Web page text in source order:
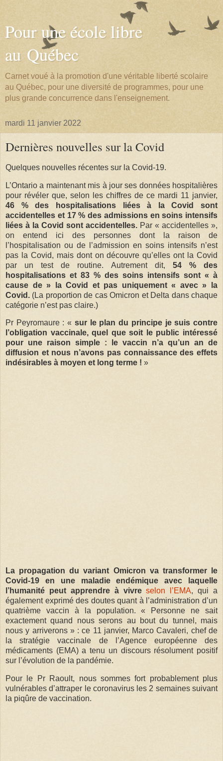
Pour une école libre
au Québec
Carnet voué à la promotion d'une véritable liberté scolaire
au Québec, pour une diversité de programmes, pour une
plus grande concurrence dans l'enseignement.
mardi 11 janvier 2022
Dernières nouvelles sur la Covid
Quelques nouvelles récentes sur la Covid-19.
L’Ontario a maintenant mis à jour ses données hospitalières
pour révéler que, selon les chiffres de ce mardi 11 janvier,
46 % des hospitalisations liées à la Covid sont
accidentelles et 17 % des admissions en soins intensifs
liées à la Covid sont accidentelles. Par « accidentelles »,
on entend ici des personnes dont la raison de
l’hospitalisation ou de l’admission en soins intensifs n’est
pas la Covid, mais dont on découvre qu’elles ont la Covid
par un test de routine. Autrement dit, 54 % des
hospitalisations et 83 % des soins intensifs sont « à
cause de » la Covid et pas uniquement « avec » la
Covid. (La proportion de cas Omicron et Delta dans chaque
catégorie n’est pas claire.)
Pr Peyromaure : « sur le plan du principe je suis contre
l’obligation vaccinale, quel que soit le public intéressé
pour une raison simple : le vaccin n’a qu’un an de
diffusion et nous n’avons pas connaissance des effets
indésirables à moyen et long terme ! »
La propagation du variant Omicron va transformer le
Covid-19 en une maladie endémique avec laquelle
l’humanité peut apprendre à vivreselon l’EMA, qui a
également exprimé des doutes quant à l’administration d’un
quatrième vaccin à la population. « Personne ne sait
exactement quand nous serons au bout du tunnel, mais
nous y arriverons » : ce 11 janvier, Marco Cavaleri, chef de
la stratégie vaccinale de l’Agence européenne des
médicaments (EMA) a tenu un discours résolument positif
sur l’évolution de la pandémie.
Pour le Pr Raoult, nous sommes fort probablement plus
vulnérables d’attraper le coronavirus les 2 semaines suivant
la piqûre de vaccination.